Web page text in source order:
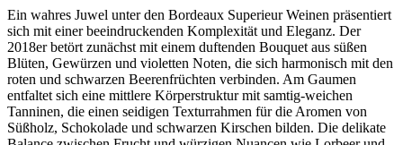
Ein wahres Juwel unter den Bordeaux Superieur Weinen präsentiert
sich mit einer beeindruckenden Komplexität und Eleganz. Der
2018er betört zunächst mit einem duftenden Bouquet aus süßen
Blüten, Gewürzen und violetten Noten, die sich harmonisch mit den
roten und schwarzen Beerenfrüchten verbinden. Am Gaumen
entfaltet sich eine mittlere Körperstruktur mit samtig-weichen
Tanninen, die einen seidigen Texturrahmen für die Aromen von
Süßholz, Schokolade und schwarzen Kirschen bilden. Die delikate